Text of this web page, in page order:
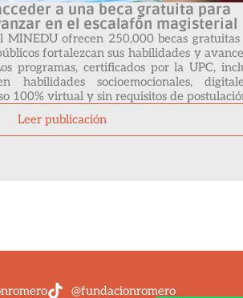
a una beca gratuita para
en el escalafón magisterial
MINEDU ofrecen 250,000 becas gratuitas
fortalezcan sus habilidades y
programas, certificados por la UPC,
habilidades socioemocionales,
100% virtual y sin requisitos de
Leer publicación
@fundacionromero